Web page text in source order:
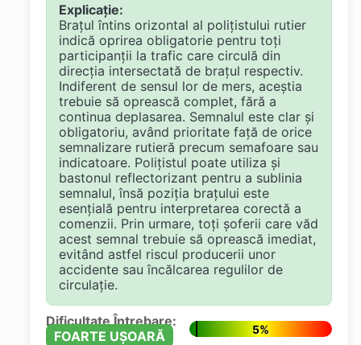
Explicație:
Brațul întins orizontal al polițistului rutier
indică oprirea obligatorie pentru toți
participanții la trafic care circulă din
direcția intersectată de brațul respectiv.
Indiferent de sensul lor de mers, aceștia
trebuie să oprească complet, fără a
continua deplasarea. Semnalul este clar și
obligatoriu, având prioritate față de orice
semnalizare rutieră precum semafoare sau
indicatoare. Polițistul poate utiliza și
bastonul reflectorizant pentru a sublinia
semnalul, însă poziția brațului este
esențială pentru interpretarea corectă a
comenzii. Prin urmare, toți șoferii care văd
acest semnal trebuie să oprească imediat,
evitând astfel riscul producerii unor
accidente sau încălcarea regulilor de
circulație.
Dificultate Întrebare:
FOARTE UȘOARĂ
5%